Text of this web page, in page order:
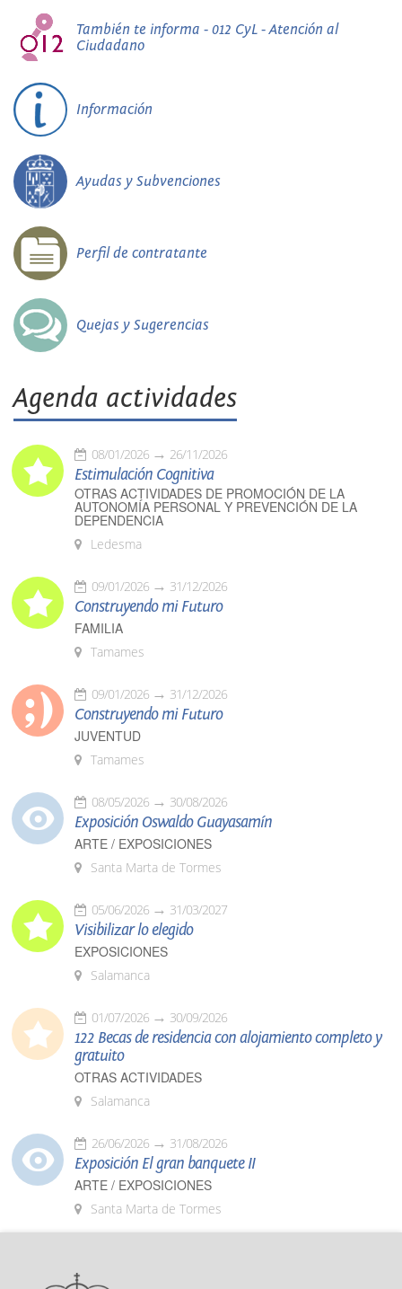
También te informa - 012 CyL - Atención al
Ciudadano
Información
Ayudas y Subvenciones
Perfil de contratante
Quejas y Sugerencias
Agenda actividades
08/01/2026 26/11/2026
Estimulación Cognitiva
OTRAS ACTIVIDADES DE PROMOCIÓN DE LA
AUTONOMÍA PERSONAL Y PREVENCIÓN DE LA
DEPENDENCIA
Ledesma
09/01/2026 31/12/2026
Construyendo mi Futuro
FAMILIA
Tamames
09/01/2026 31/12/2026
Construyendo mi Futuro
JUVENTUD
Tamames
08/05/2026 30/08/2026
Exposición Oswaldo Guayasamín
ARTE / EXPOSICIONES
Santa Marta de Tormes
05/06/2026 31/03/2027
Visibilizar lo elegido
EXPOSICIONES
Salamanca
01/07/2026 30/09/2026
122 Becas de residencia con alojamiento completo y
gratuito
OTRAS ACTIVIDADES
Salamanca
26/06/2026 31/08/2026
Exposición El gran banquete II
ARTE / EXPOSICIONES
Santa Marta de Tormes